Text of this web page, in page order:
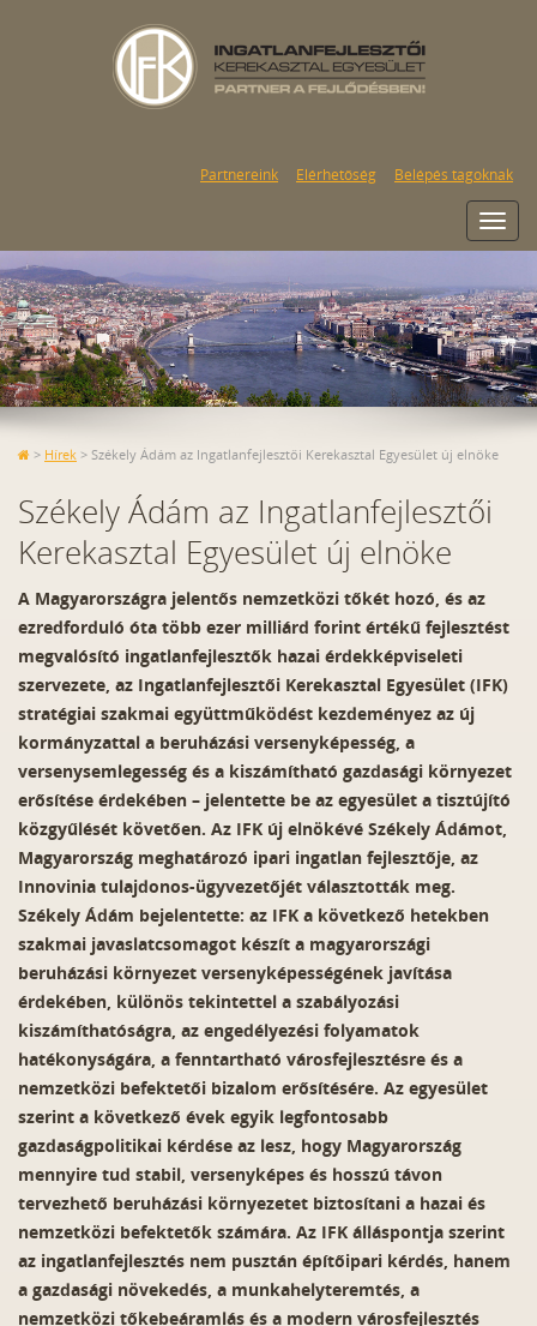
Partnereink Elérhetőség Belépés tagoknak
> Hírek > Székely Ádám az Ingatlanfejlesztői Kerekasztal Egyesület új elnöke
Székely Ádám az Ingatlanfejlesztői
Kerekasztal Egyesület új elnöke
A Magyarországra jelentős nemzetközi tőkét hozó, és az
ezredforduló óta több ezer milliárd forint értékű fejlesztést
megvalósító ingatlanfejlesztők hazai érdekképviseleti
szervezete, az Ingatlanfejlesztői Kerekasztal Egyesület (IFK)
stratégiai szakmai együttműködést kezdeményez az új
kormányzattal a beruházási versenyképesség, a
versenysemlegesség és a kiszámítható gazdasági környezet
erősítése érdekében – jelentette be az egyesület a tisztújító
közgyűlését követően. Az IFK új elnökévé Székely Ádámot,
Magyarország meghatározó ipari ingatlan fejlesztője, az
Innovinia tulajdonos-ügyvezetőjét választották meg.
Székely Ádám bejelentette: az IFK a következő hetekben
szakmai javaslatcsomagot készít a magyarországi
beruházási környezet versenyképességének javítása
érdekében, különös tekintettel a szabályozási
kiszámíthatóságra, az engedélyezési folyamatok
hatékonyságára, a fenntartható városfejlesztésre és a
nemzetközi befektetői bizalom erősítésére. Az egyesület
szerint a következő évek egyik legfontosabb
gazdaságpolitikai kérdése az lesz, hogy Magyarország
mennyire tud stabil, versenyképes és hosszú távon
tervezhető beruházási környezetet biztosítani a hazai és
nemzetközi befektetők számára. Az IFK álláspontja szerint
az ingatlanfejlesztés nem pusztán építőipari kérdés, hanem
a gazdasági növekedés, a munkahelyteremtés, a
nemzetközi tőkebeáramlás és a modern városfejlesztés